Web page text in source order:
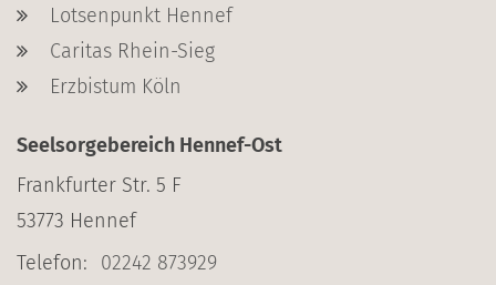
Lotsenpunkt Hennef
Caritas Rhein-Sieg
Erzbistum Köln
Seelsorgebereich Hennef-Ost
Frankfurter Str. 5 F
53773 Hennef
Telefon:
02242 873929